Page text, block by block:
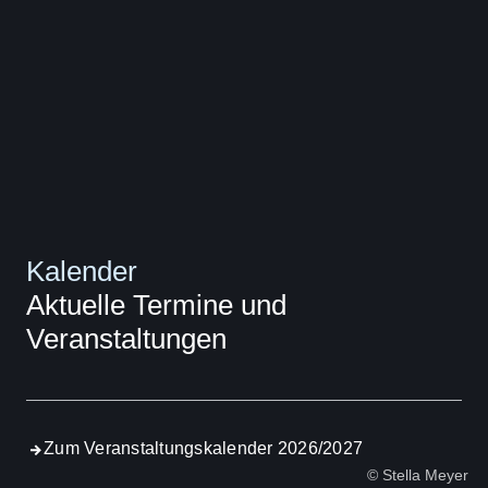
© Stella Meyer
Kalender
Aktuelle Termine und
Veranstaltungen
Zum Veranstaltungskalender 2026/2027